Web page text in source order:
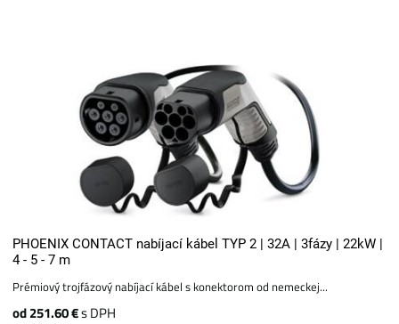
PHOENIX CONTACT nabíjací kábel TYP 2 | 32A | 3fázy | 22kW |
4 - 5 - 7 m
Prémiový trojfázový nabíjací kábel s konektorom od nemeckej...
od 251.60 €s DPH